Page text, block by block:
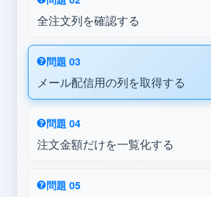
全注文列を確認する
問題 03
メール配信用の列を取得する
問題 04
注文金額だけを一覧化する
問題 05